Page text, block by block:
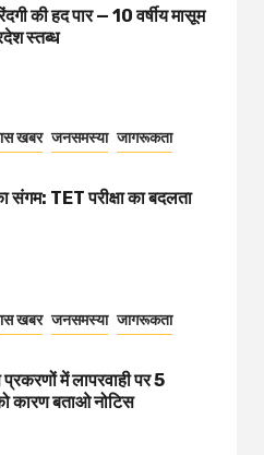
की हद पार — 10 वर्षीय मासूम
स्तब्ध
खबर जनसमस्या जागरूकता
संगम: TET परीक्षा का बदलता
खबर जनसमस्या जागरूकता
में लापरवाही पर 5
कारण बताओ नोटिस